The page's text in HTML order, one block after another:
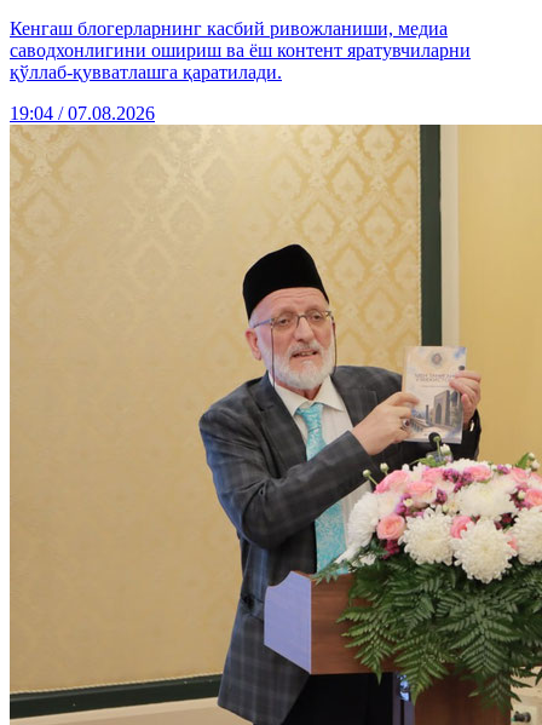
Кенгаш блогерларнинг касбий ривожланиши, медиа
саводхонлигини ошириш ва ёш контент яратувчиларни
қўллаб-қувватлашга қаратилади.
19:04 / 07.08.2026